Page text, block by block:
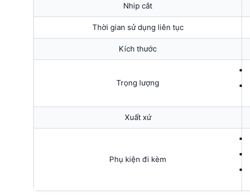
Nhip cắt
Thời gian sử dụng liên tục
Kích thước
Trọng lượng
Xuất xứ
Phụ kiện đi kèm